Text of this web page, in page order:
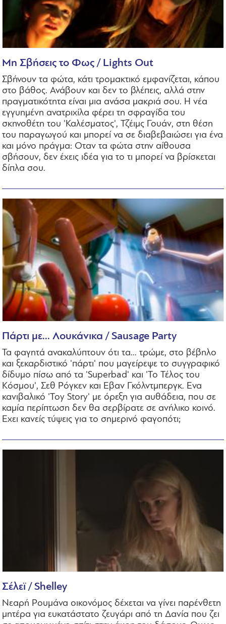
Μη Σβήσεις το Φως / Lights Out
Σβήνουν τα φώτα, κάτι τρομακτικό εμφανίζεται, κάπου
στο βάθος. Ανάβουν και δεν το βλέπεις, αλλά στην
πραγματικότητα είναι μια ανάσα μακριά σου. Η νέα
εγγυημένη ανατριχίλα φέρει τη σφραγίδα του
σκηνοθέτη του 'Καλέσματος', Τζέιμς Γουάν, στη θέση
του παραγωγού και μπορεί να σε διαβεβαιώσει για ένα
και μόνο πράγμα: Οταν τα φώτα στην αίθουσα
σβήσουν, δεν έχεις ιδέα για το τι μπορεί να βρίσκεται
δίπλα σου.
Πάρτι με... Λουκάνικα / Sausage Party
Τα φαγητά ανακαλύπτουν ότι τα... τρώμε, στο βέβηλο
και ξεκαρδιστικό 'πάρτι' που μαγείρεψε το συγγραφικό
δίδυμο πίσω από τα 'Superbad' και 'Το Τέλος του
Κόσμου', Σεθ Ρόγκεν και Εβαν Γκόλντμπεργκ. Ενα
κανιβαλικό 'Toy Story' με όρεξη για αυθάδεια, που σε
καμία περίπτωση δεν θα σερβίρατε σε ανήλικο κοινό.
Εχει κανείς τύψεις για το σημερινό φαγοπότι;
Σέλεϊ / Shelley
Νεαρή Ρουμάνα οικονόμος δέχεται να γίνει παρένθετη
μητέρα για ευκατάστατο ζευγάρι από τη Δανία που ζει